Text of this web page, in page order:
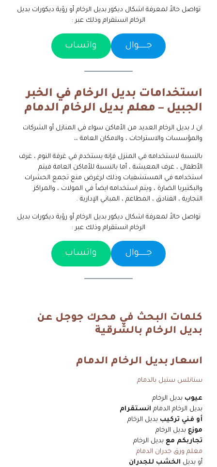
تواصل حالاً لمعرفة اشكال ديكور بديل الرخام أو رؤية ديكورات بديل
الرخام انستقرام وذلك عبر :
جـــــوال واتساب
استخدامات بديل الرخام في الخبر
الجبيل – معلم بديل الرخام الدمام
ان لـ بديل الرخام العديد من الأماكن سواء في المنازل أو الشركات
والمؤسسات والاستراحات ، والامكان العامة ،،
بالنسبة لاستخدامه في المنزل فإنه يستخدم في غرفة النوم ، غرف
الأطفال ، غرف المعيشة ، أما بالنسبة للأماكن العامة فيتم
استخدامه في المستشفيات وذلك لرغرض منع تجمع الحشرات
والبكتيريا الضارة ، ويتم استخدامه ايضاً في المولات ، والمراكز
التجارية ، الفنادق ، المطاعم ، المباني الإدارية .
تواصل حالاً لمعرفة اشكال ديكور بديل الرخام أو رؤية ديكورات بديل
الرخام انستقرام وذلك عبر :
جـــــوال واتساب
كلمات البحث في محرك جوجل عن
بديل الرخام بالشرقية
اسعار بديل الرخام الدمام
ستانلس ستيل بالدمام
عيوب بديل الرخام
بديل الرخام الدمام انستقرام
أو فني تركيب بديل الرخام
موزع بديل الرخام
تجاربكم مع بديل الرخام
معلم ورق جدران الدمام
أو بديل الخشب للجدران